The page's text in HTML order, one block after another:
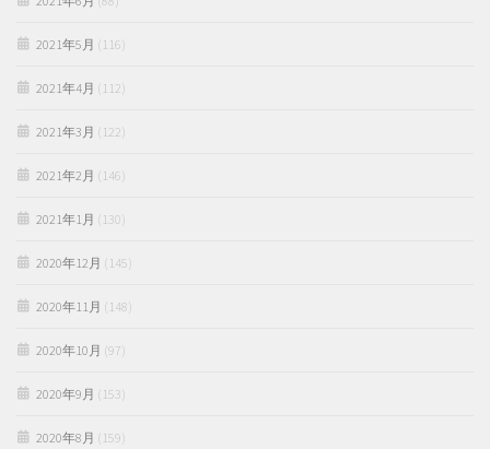
2021年5月 (116)
2021年4月 (112)
2021年3月 (122)
2021年2月 (146)
2021年1月 (130)
2020年12月 (145)
2020年11月 (148)
2020年10月 (97)
2020年9月 (153)
2020年8月 (159)